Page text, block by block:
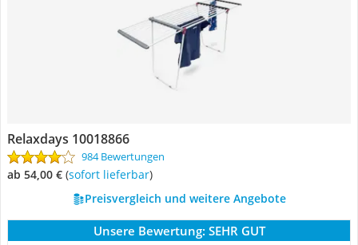
Relaxdays 10018866
984 Bewertungen
ab 54,00 € ( Sofort lieferbar)
Preisvergleich und weitere Angebote
Unsere Bewertung: SEHR GUT